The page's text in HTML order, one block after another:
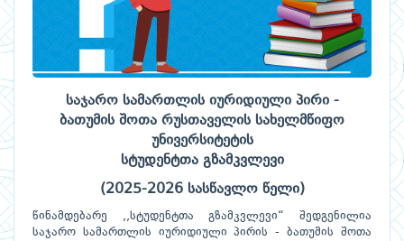
საჯარო სამართლის იურიდიული პირი -
ბათუმის შოთა რუსთაველის სახელმწიფო
უნივერსიტეტის
სტუდენტთა გზამკვლევი
(2025-2026 სასწავლო წელი)
წინამდებარე ,,სტუდენტთა გზამკვლევი“ შედგენილია
საჯარო სამართლის იურიდიული პირის - ბათუმის შოთა